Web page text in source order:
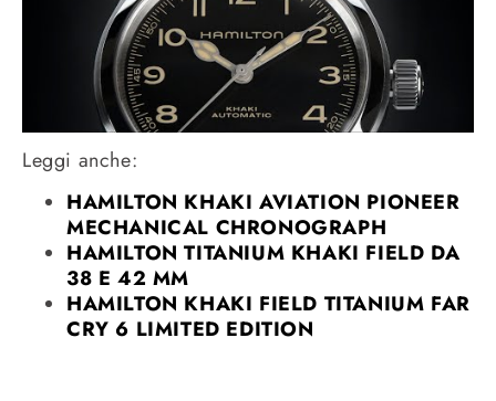
Leggi anche:
HAMILTON KHAKI AVIATION PIONEER
MECHANICAL CHRONOGRAPH
HAMILTON TITANIUM KHAKI FIELD DA
38 E 42 MM
HAMILTON KHAKI FIELD TITANIUM FAR
CRY 6 LIMITED EDITION